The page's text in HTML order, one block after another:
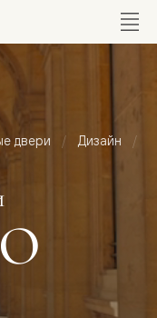
двери Дизайн